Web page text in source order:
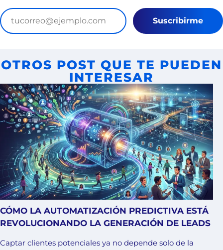
Suscribirme
OTROS POST QUE TE PUEDEN
INTERESAR
CÓMO LA AUTOMATIZACIÓN PREDICTIVA ESTÁ
REVOLUCIONANDO LA GENERACIÓN DE LEADS
Captar clientes potenciales ya no depende solo de la